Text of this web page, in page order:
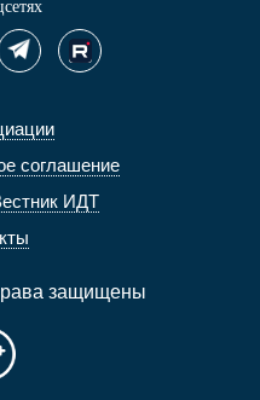
соглашение
ИДТ
защищены